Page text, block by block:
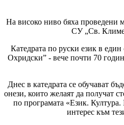
На високо ниво бяха проведени
СУ „Св.
Катедрата по руски език в
Охридски” - вече почти 70
Днес в катедрата се обучават
онези, които желаят да получат
по програмата «Език.
интерес към